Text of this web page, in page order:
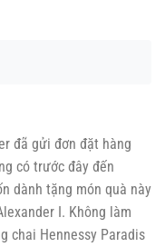
đã gửi đơn đặt hàng
có trước đây đến
dành tặng món quà này
I. Không làm
chai Hennessy Paradis